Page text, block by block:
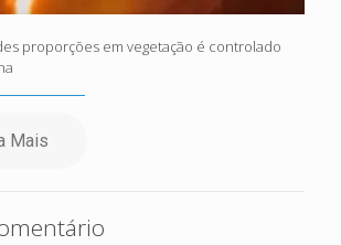
proporções em vegetação é controlado
Mais